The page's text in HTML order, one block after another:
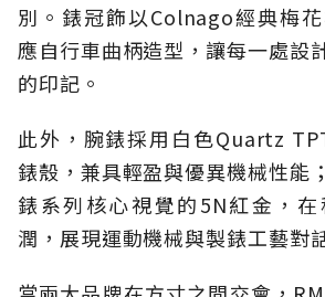
別。錶冠飾以Colnago經典梅
應自行車曲柄造型，讓每一處設
的印記。
此外，腕錶採用白色Quartz
錶殼，兼具輕盈與優異機械性能
錶系列核心視覺的5N紅金，
潤，展現運動機械與製錶工藝對